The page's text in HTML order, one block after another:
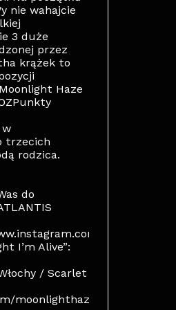
nie wahajcie
3 duże
przez
krążek to
Haze
w
trzecich
rodzica.
do
I’m Alive”:
/ Scarlet
moonlighthazeband/”It’s